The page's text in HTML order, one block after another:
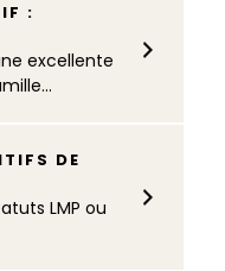
:
excellente
DE
LMP ou